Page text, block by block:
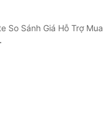
So Sánh Giá Hỗ Trợ Mua